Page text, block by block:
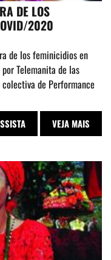
DE LOS
2020
de los feminicidios en
Telemanita de las
de Performance
VEJA MAIS